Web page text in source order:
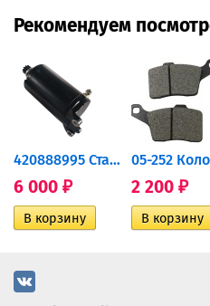
Рекомендуем
420888995 Стартер для...
6 000 ₽ 2 200 ₽